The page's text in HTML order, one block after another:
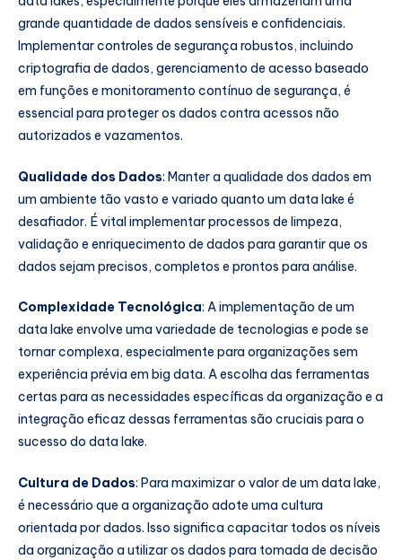
grande quantidade de dados sensíveis e confidenciais.
Implementar controles de segurança robustos, incluindo
criptografia de dados, gerenciamento de acesso baseado
em funções e monitoramento contínuo de segurança, é
essencial para proteger os dados contra acessos não
autorizados e vazamentos.
Qualidade dos Dados: Manter a qualidade dos dados em
um ambiente tão vasto e variado quanto um data lake é
desafiador. É vital implementar processos de limpeza,
validação e enriquecimento de dados para garantir que os
dados sejam precisos, completos e prontos para análise.
Complexidade Tecnológica: A implementação de um
data lake envolve uma variedade de tecnologias e pode se
tornar complexa, especialmente para organizações sem
experiência prévia em big data. A escolha das ferramentas
certas para as necessidades específicas da organização e a
integração eficaz dessas ferramentas são cruciais para o
sucesso do data lake.
Cultura de Dados: Para maximizar o valor de um data lake,
é necessário que a organização adote uma cultura
orientada por dados. Isso significa capacitar todos os níveis
da organização a utilizar os dados para tomada de decisão